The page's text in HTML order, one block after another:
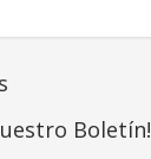
Boletín!